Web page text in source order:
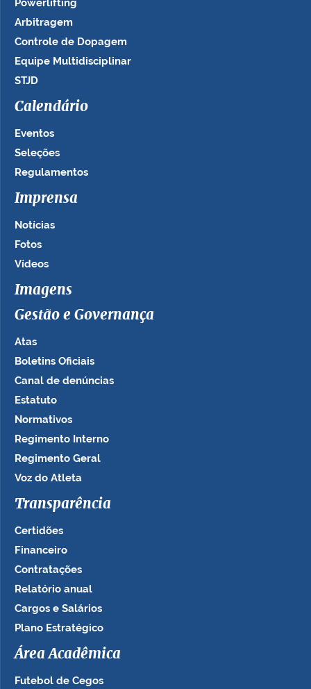
Powerlifting
Arbitragem
Controle de Dopagem
Equipe Multidisciplinar
STJD
Calendário
Eventos
Seleções
Regulamentos
Imprensa
Notícias
Fotos
Vídeos
Imagens
Gestão e Governança
Atas
Boletins Oficiais
Canal de denúncias
Estatuto
Normativos
Regimento Interno
Regimento Geral
Voz do Atleta
Transparência
Certidões
Financeiro
Contratações
Relatório anual
Cargos e Salários
Plano Estratégico
Área Acadêmica
Futebol de Cegos